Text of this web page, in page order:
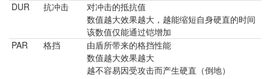
DUR
抗冲击 ​
对冲击的抵抗值
数值越大效果越大，越能缩短自身硬直的时间
该数值仅能通过铠增加
PAR
格挡 ​
由盾所带来的格挡性能
数值越大效果越大
越不容易因受攻击而产生硬直（倒地）